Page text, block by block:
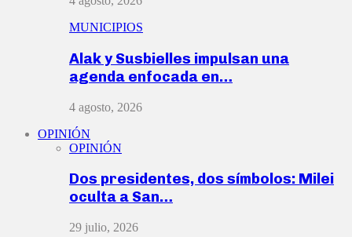
MUNICIPIOS
Alak y Susbielles impulsan una
agenda enfocada en…
4 agosto, 2026
OPINIÓN
OPINIÓN
Dos presidentes, dos símbolos: Milei
oculta a San…
29 julio, 2026